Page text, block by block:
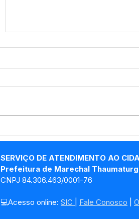
Namorados!
SERVIÇO DE ATENDIMENTO AO
Prefeitura de Marechal
CNPJ 84.306.463/0001-76
💻Acesso online: SIC Fale Conosco